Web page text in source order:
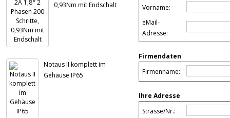
0,93Nm mit Endschalt
Notaus II komplett im
Gehäuse IP65
Vorname:
eMail-
Adresse:
Firmendaten
Firmenname:
Ihre Adresse
Strasse/Nr.: